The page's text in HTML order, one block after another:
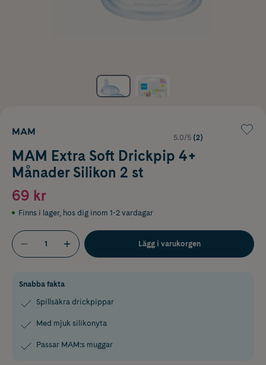
MAM
5.0/5 (2)
MAM Extra Soft Drickpip 4+
Månader Silikon 2 st
69 kr
Finns i lager, hos dig inom 1-2 vardagar
Lägg i varukorgen
Snabba fakta
Spillsäkra drickpippar
Med mjuk silikonyta
Passar MAM:s muggar